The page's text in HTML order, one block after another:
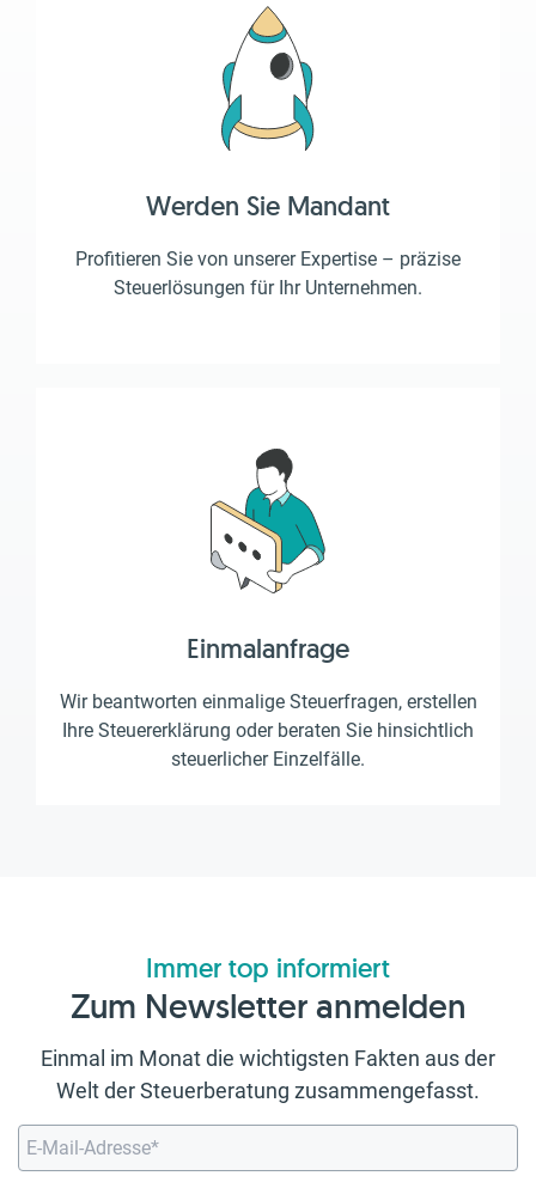
Werden Sie Mandant
Profitieren Sie von unserer Expertise – präzise
Steuerlösungen für Ihr Unternehmen.
Einmalanfrage
Wir beantworten einmalige Steuerfragen, erstellen
Ihre Steuererklärung oder beraten Sie hinsichtlich
steuerlicher Einzelfälle.
Immer top informiert
Zum Newsletter anmelden
Einmal im Monat die wichtigsten Fakten aus der
Welt der Steuerberatung zusammengefasst.